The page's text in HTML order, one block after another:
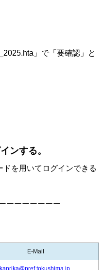
」で「要確認」と
ンする。
を用いてログインできる
ーーーーーーー
E-Mail